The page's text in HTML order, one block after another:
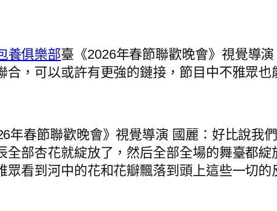
養俱樂部臺《2026年春節聯歡晚會》視覺導
合，可以或許有更強的鏈接，節目中不雅眾也
年春節聯歡晚會》視覺導演 國麗：好比說我
全部杏花就綻放了，然后全部全場的舞臺都
眾看到河中的花和花瓣飄落到頭上這些一切的